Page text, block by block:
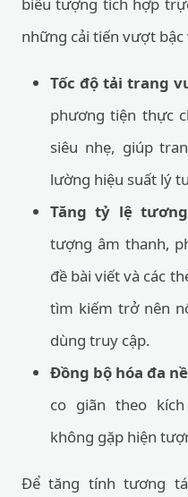
những cải tiến vượt
Tốc độ tải trang
phương tiện thực
siêu nhẹ, giúp
lường hiệu suất lý
Tăng tỷ lệ tương
tượng âm thanh,
đề bài viết và các
tìm kiếm trở nên
dùng truy cập.
Đồng bộ hóa đa
co giãn theo
không gặp hiện
Để tăng tính tương